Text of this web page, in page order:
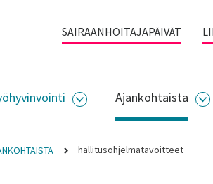
SAIRAANHOITAJAPÄIVÄT
VALIKKOAVAA ALASIVUJEN
Ajankohtaista
hallitusohjelmatavoitteet